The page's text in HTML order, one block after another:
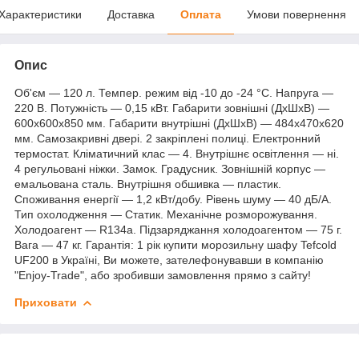
Доставка Оплата Умови повернення
Опис
Об'єм — 120 л. Темпер. режим від -10 до -24 °C. Напруга —
220 В. Потужність — 0,15 кВт. Габарити зовнішні (ДхШхВ) —
600х600х850 мм. Габарити внутрішні (ДхШхВ) — 484х470х620
мм. Самозакривні двері. 2 закріплені полиці. Електронний
термостат. Кліматичний клас — 4. Внутрішнє освітлення — ні.
4 регульовані ніжки. Замок. Градусник. Зовнішній корпус —
емальована сталь. Внутрішня обшивка — пластик.
Споживання енергії — 1,2 кВт/добу. Рівень шуму — 40 дБ/А.
Тип охолодження — Статик. Механічне розморожування.
Холодоагент — R134a. Підзаряджання холодоагентом — 75 г.
Вага — 47 кг. Гарантія: 1 рік купити морозильну шафу Tefcold
UF200 в Україні, Ви можете, зателефонувавши в компанію
"Enjoy-Trade", або зробивши замовлення прямо з сайту!
Приховати